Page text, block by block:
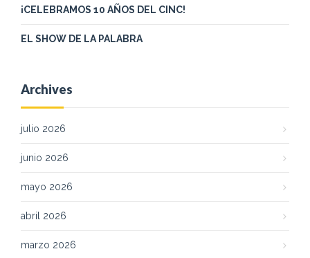
¡CELEBRAMOS 10 AÑOS DEL CINC!
EL SHOW DE LA PALABRA
Archives
julio 2026
junio 2026
mayo 2026
abril 2026
marzo 2026